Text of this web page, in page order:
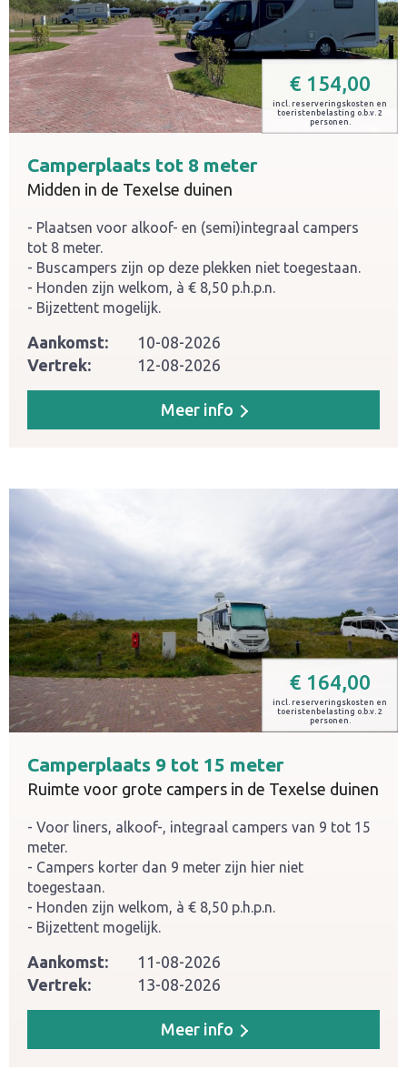
€ 154,00
incl. reserveringskosten en
toeristenbelasting o.b.v. 2
personen.
Camperplaats tot 8 meter
Midden in de Texelse duinen
Plaatsen voor alkoof- en (semi)integraal campers
tot 8 meter.
Buscampers zijn op deze plekken niet toegestaan.
Honden zijn welkom, à € 8,50 p.h.p.n.
Bijzettent mogelijk.
Aankomst:
10-08-2026
Vertrek:
12-08-2026
Meer info
€ 164,00
incl. reserveringskosten en
toeristenbelasting o.b.v. 2
personen.
Camperplaats 9 tot 15 meter
Ruimte voor grote campers in de Texelse duinen
Voor liners, alkoof-, integraal campers van 9 tot 15
meter.
Campers korter dan 9 meter zijn hier niet
toegestaan.
Honden zijn welkom, à € 8,50 p.h.p.n.
Bijzettent mogelijk.
Aankomst:
11-08-2026
Vertrek:
13-08-2026
Meer info